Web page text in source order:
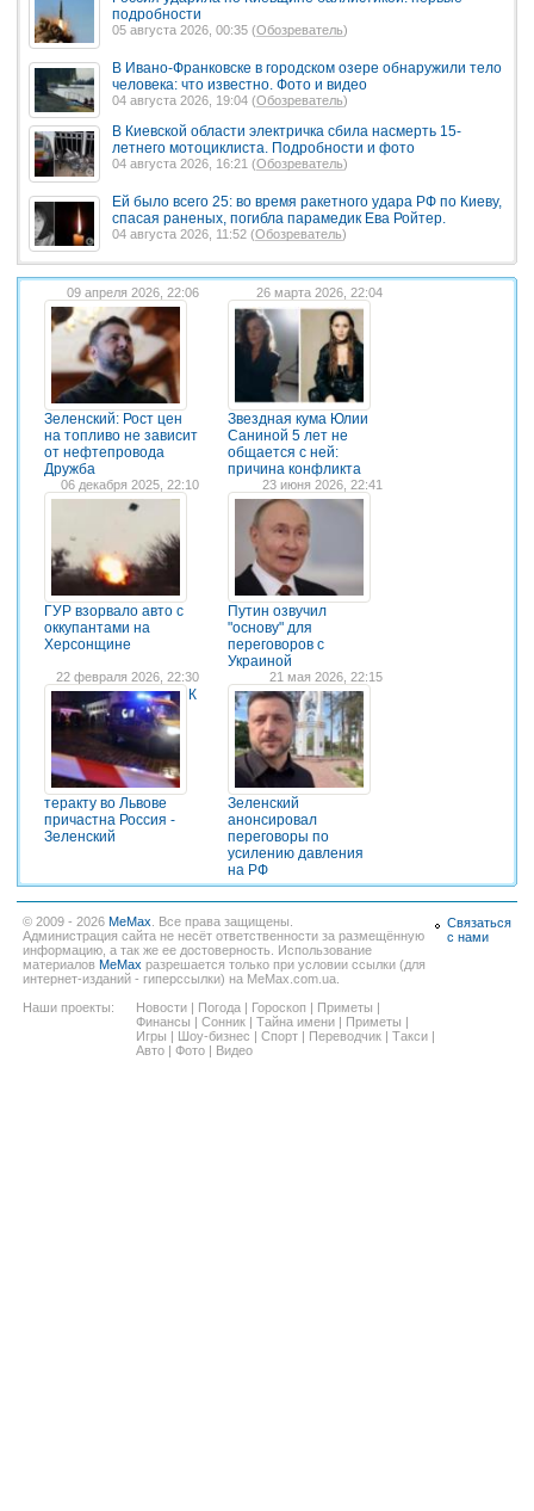
подробности
05 августа 2026, 00:35 (Обозреватель)
В Ивано-Франковске в городском озере обнаружили тело
человека: что известно. Фото и видео
04 августа 2026, 19:04 (Обозреватель)
В Киевской области электричка сбила насмерть 15-
летнего мотоциклиста. Подробности и фото
04 августа 2026, 16:21 (Обозреватель)
Ей было всего 25: во время ракетного удара РФ по Киеву,
спасая раненых, погибла парамедик Ева Ройтер.
04 августа 2026, 11:52 (Обозреватель)
09 апреля 2026, 22:06
Зеленский: Рост цен
на топливо не зависит
от нефтепровода
Дружба
26 марта 2026, 22:04
Звездная кума Юлии
Саниной 5 лет не
общается с ней:
причина конфликта
06 декабря 2025, 22:10
ГУР взорвало авто с
оккупантами на
Херсонщине
23 июня 2026, 22:41
Путин озвучил
"основу" для
переговоров с
Украиной
22 февраля 2026, 22:30
К
теракту во Львове
причастна Россия -
Зеленский
21 мая 2026, 22:15
Зеленский
анонсировал
переговоры по
усилению давления
на РФ
© 2009 - 2026 MeMax . Все права защищены.
Администрация сайта не несёт ответственности за размещённую
информацию, а так же ее достоверность. Использование
материалов MeMax разрешается только при условии ссылки (для
интернет-изданий - гиперссылки) на MeMax.com.ua.
Наши проекты:
Новости | Погода | Гороскоп | Приметы |
Финансы | Сонник | Тайна имени | Приметы |
Игры | Шоу-бизнес | Спорт | Переводчик | Такси |
Авто | Фото | Видео
Связаться
с нами